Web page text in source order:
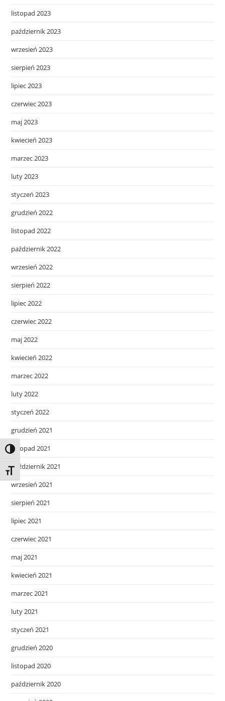
Toggle High Contrast
Toggle Font size
listopad 2023
październik 2023
wrzesień 2023
sierpień 2023
lipiec 2023
czerwiec 2023
maj 2023
kwiecień 2023
marzec 2023
luty 2023
styczeń 2023
grudzień 2022
listopad 2022
październik 2022
wrzesień 2022
sierpień 2022
lipiec 2022
czerwiec 2022
maj 2022
kwiecień 2022
marzec 2022
luty 2022
styczeń 2022
grudzień 2021
listopad 2021
październik 2021
wrzesień 2021
sierpień 2021
lipiec 2021
czerwiec 2021
maj 2021
kwiecień 2021
marzec 2021
luty 2021
styczeń 2021
grudzień 2020
listopad 2020
październik 2020